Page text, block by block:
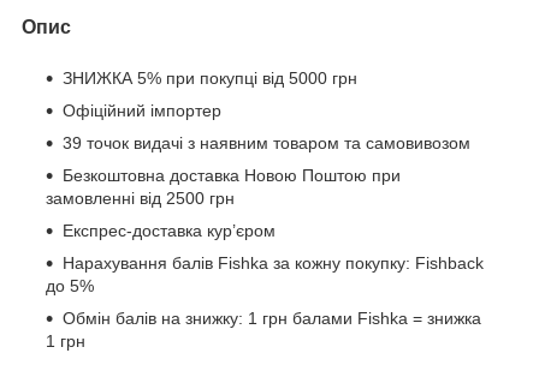
Опис
ЗНИЖКА 5% при покупці від 5000 грн
Офіційний імпортер
39 точок видачі з наявним товаром та самовивозом
Безкоштовна доставка Новою Поштою при
замовленні від 2500 грн
Експрес-доставка кур’єром
Нарахування балів Fishka за кожну покупку: Fishback
до 5%
Обмін балів на знижку: 1 грн балами Fishka = знижка
1 грн